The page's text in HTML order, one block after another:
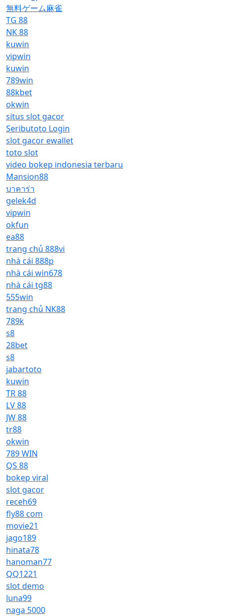
無料ゲーム麻雀
TG 88
NK 88
kuwin
vipwin
kuwin
789win
88kbet
okwin
situs slot gacor
Seributoto Login
slot gacor ewallet
toto slot
video bokep indonesia terbaru
Mansion88
บาคาร่า
gelek4d
vipwin
okfun
ea88
trang chủ 888vi
nhà cái 888p
nhà cái win678
nhà cái tg88
555win
trang chủ NK88
789k
s8
28bet
s8
jabartoto
kuwin
TR 88
LV 88
JW 88
tr88
okwin
789 WIN
QS 88
bokep viral
slot gacor
receh69
fly88 com
movie21
jago189
hinata78
hanoman77
QQ1221
slot demo
luna99
naga 5000